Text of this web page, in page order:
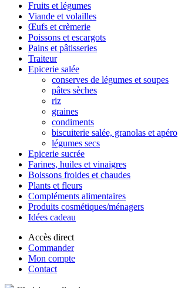
Fruits et légumes
Viande et volailles
Œufs et crèmerie
Poissons et escargots
Pains et pâtisseries
Traiteur
Epicerie salée
conserves de légumes et soupes
pâtes sèches
riz
graines
condiments
biscuiterie salée, granolas et apéro
légumes secs
Epicerie sucrée
Farines, huiles et vinaigres
Boissons froides et chaudes
Plants et fleurs
Compléments alimentaires
Produits cosmétiques/ménagers
Idées cadeau
Accès direct
Commander
Mon compte
Contact